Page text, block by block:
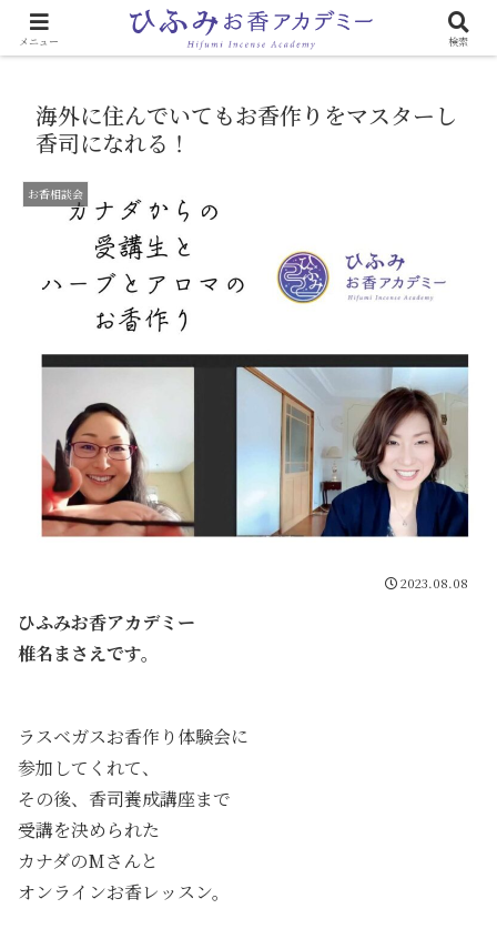
心と体に効く「お香のある生活」
海外に住んでいてもお香作りをマスターし
香司になれる！
お香相談会
2023.08.08
ひふみお香アカデミー
椎名まさえです。
ラスベガスお香作り体験会に
参加してくれて、
その後、香司養成講座まで
受講を決められた
カナダのMさんと
オンラインお香レッスン。
メニュー 検索